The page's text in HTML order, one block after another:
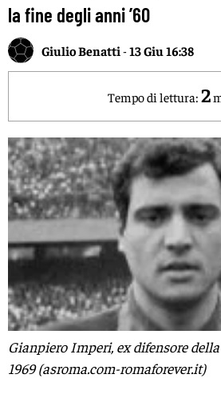
la fine degli anni ’60
Giulio Benatti -13 Giu 16:38
Tempo di lettura: 2
Gianpiero Imperi, ex difensore della
1969 (asroma.com-romaforever.it)